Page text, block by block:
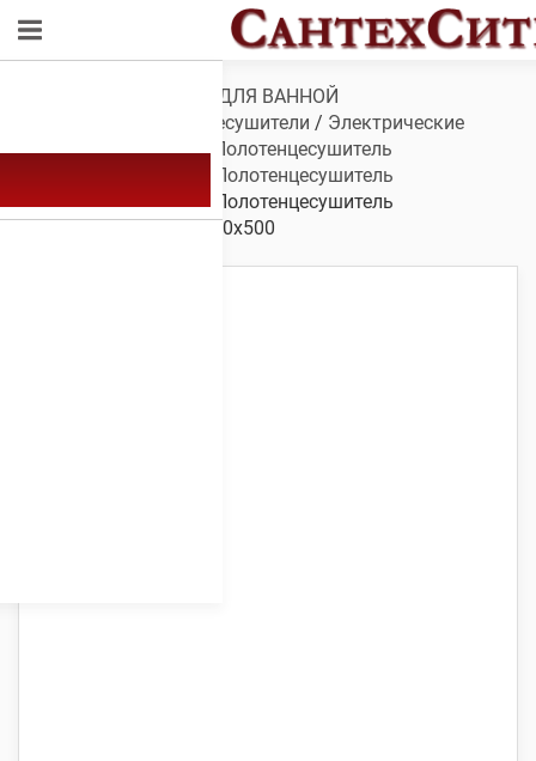
САНТЕХНИКА ДЛЯ ВАННОЙ
Полотенцесушители / Электрические
полотенцесушители/ Полотенцесушитель
Полотенцесушитель
электрический А-29/ Полотенцесушитель
электрический А-29 600х500